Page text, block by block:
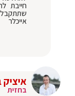
חייבת
שתתקבל
אייכלר
איציק
בחזית